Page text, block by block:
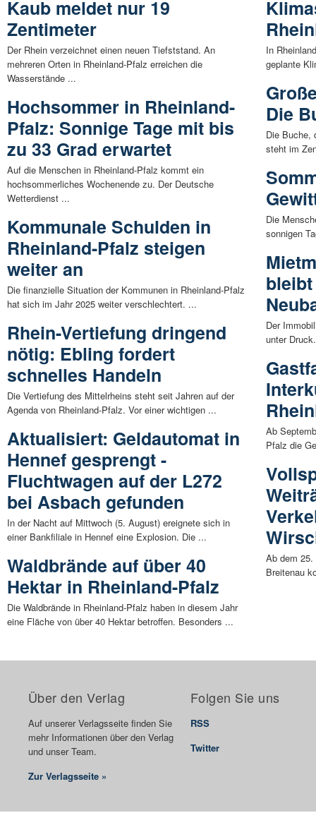
Kaub meldet nur 19
Zentimeter
Der Rhein verzeichnet einen neuen Tiefststand. An
mehreren Orten in Rheinland-Pfalz erreichen die
Wasserstände ...
Hochsommer in Rheinland-
Pfalz: Sonnige Tage mit bis
zu 33 Grad erwartet
Auf die Menschen in Rheinland-Pfalz kommt ein
hochsommerliches Wochenende zu. Der Deutsche
Wetterdienst ...
Kommunale Schulden in
Rheinland-Pfalz steigen
weiter an
Die finanzielle Situation der Kommunen in Rheinland-Pfalz
hat sich im Jahr 2025 weiter verschlechtert. ...
Rhein-Vertiefung dringend
nötig: Ebling fordert
schnelles Handeln
Die Vertiefung des Mittelrheins steht seit Jahren auf der
Agenda von Rheinland-Pfalz. Vor einer wichtigen ...
Aktualisiert: Geldautomat in
Hennef gesprengt -
Fluchtwagen auf der L272
bei Asbach gefunden
In der Nacht auf Mittwoch (5. August) ereignete sich in
einer Bankfiliale in Hennef eine Explosion. Die ...
Waldbrände auf über 40
Hektar in Rheinland-Pfalz
Die Waldbrände in Rheinland-Pfalz haben in diesem Jahr
eine Fläche von über 40 Hektar betroffen. Besonders ...
In
geplante
Die
Die Buche,
steht im
Die
sonnigen
Der
unter
Ab
Pfalz die
Ab dem
Breitenau
Über den Verlag
Auf unserer Verlagsseite finden Sie
mehr Informationen über den Verlag
und unser Team.
Zur Verlagsseite »
Folgen Sie uns
RSS
Twitter